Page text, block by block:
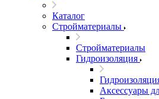
Каталог
Стройматериалы
Стройматериалы
Гидроизоляция
Аксессуары